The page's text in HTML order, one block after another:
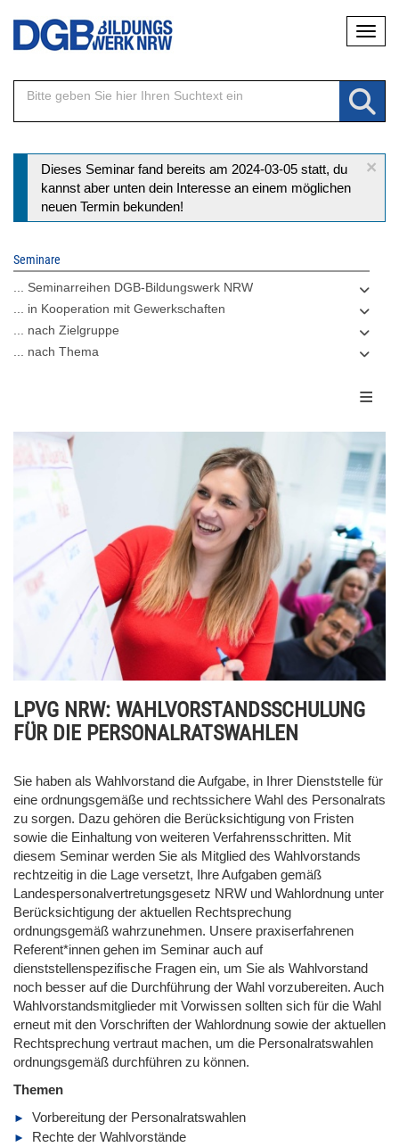
Direkt
Inhalt
×
Statusmeldung
Dieses Seminar fand bereits am 2024-03-05 statt, du
kannst aber unten dein Interesse an einem möglichen
neuen Termin bekunden!
Seminare
... Seminarreihen DGB-Bildungswerk NRW
... in Kooperation mit Gewerkschaften
... nach Zielgruppe
... nach Thema
LPVG NRW: WAHLVORSTANDSSCHULUNG
FÜR DIE PERSONALRATSWAHLEN
Sie haben als Wahlvorstand die Aufgabe, in Ihrer Dienststelle für
eine ordnungsgemäße und rechtssichere Wahl des Personalrats
zu sorgen. Dazu gehören die Berücksichtigung von Fristen
sowie die Einhaltung von weiteren Verfahrensschritten. Mit
diesem Seminar werden Sie als Mitglied des Wahlvorstands
rechtzeitig in die Lage versetzt, Ihre Aufgaben gemäß
Landespersonalvertretungsgesetz NRW und Wahlordnung unter
Berücksichtigung der aktuellen Rechtsprechung
ordnungsgemäß wahrzunehmen. Unsere praxiserfahrenen
Referent*innen gehen im Seminar auch auf
dienststellenspezifische Fragen ein, um Sie als Wahlvorstand
noch besser auf die Durchführung der Wahl vorzubereiten. Auch
Wahlvorstandsmitglieder mit Vorwissen sollten sich für die Wahl
erneut mit den Vorschriften der Wahlordnung sowie der aktuellen
Rechtsprechung vertraut machen, um die Personalratswahlen
ordnungsgemäß durchführen zu können.
Themen
Vorbereitung der Personalratswahlen
Rechte der Wahlvorstände